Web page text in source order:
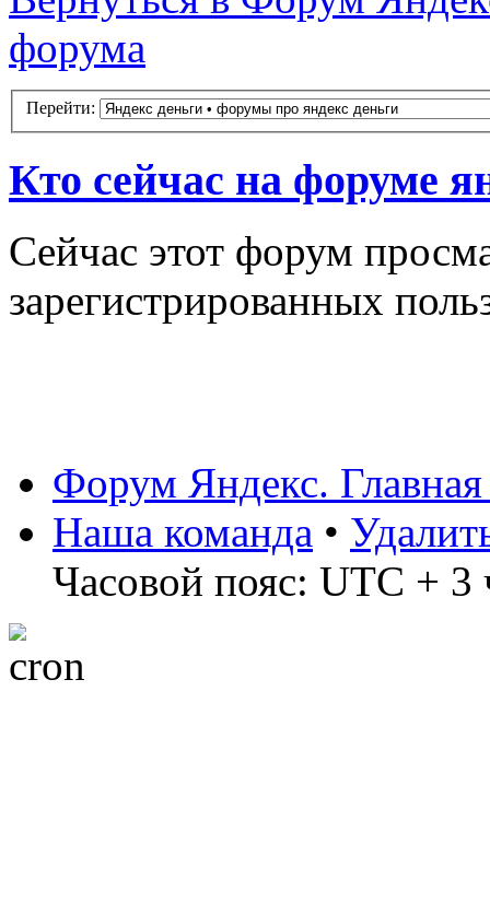
форума
Перейти:
Кто сейчас на форуме
Сейчас этот форум
зарегистрированных
Форум Яндекс.
Наша команда •
Часовой пояс: UTC + 3